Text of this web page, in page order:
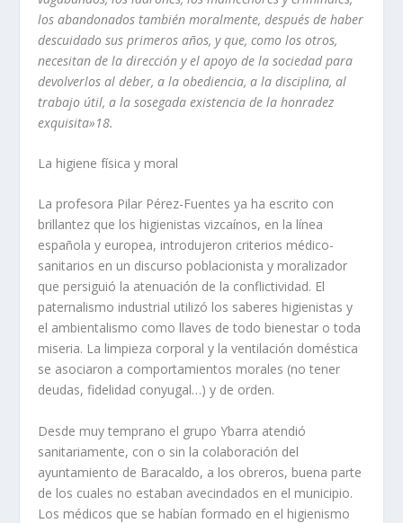
los abandonados también moralmente, después de haber
descuidado sus primeros años, y que, como los otros,
necesitan de la dirección y el apoyo de la sociedad para
devolverlos al deber, a la obediencia, a la disciplina, al
trabajo útil, a la sosegada existencia de la honradez
exquisita»18.
La higiene fí­sica y moral
La profesora Pilar Pérez-Fuentes ya ha escrito con
brillantez que los higienistas vizcaí­nos, en la lí­nea
española y europea, introdujeron criterios médico-
sanitarios en un discurso poblacionista y moralizador
que persiguió la atenuación de la conflictividad. El
paternalismo industrial utilizó los saberes higienistas y
el ambientalismo como llaves de todo bienestar o toda
miseria. La limpieza corporal y la ventilación doméstica
se asociaron a comportamientos morales (no tener
deudas, fidelidad conyugal…) y de orden.
Desde muy temprano el grupo Ybarra atendió
sanitariamente, con o sin la colaboración del
ayuntamiento de Baracaldo, a los obreros, buena parte
de los cuales no estaban avecindados en el municipio.
Los médicos que se habí­an formado en el higienismo